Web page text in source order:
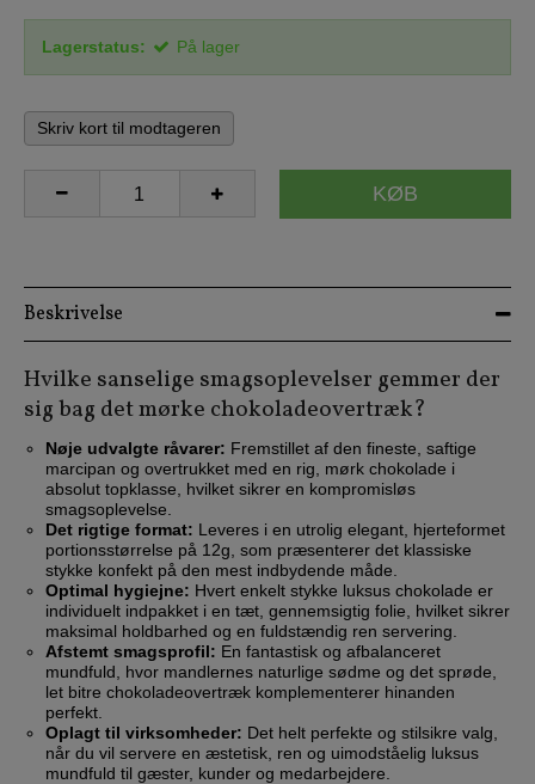
Lagerstatus: På lager
Skriv kort til modtageren
KØB
Beskrivelse
Hvilke sanselige smagsoplevelser gemmer der
sig bag det mørke chokoladeovertræk?
Nøje udvalgte råvarer: Fremstillet af den fineste, saftige
marcipan og overtrukket med en rig, mørk chokolade i
absolut topklasse, hvilket sikrer en kompromisløs
smagsoplevelse.
Det rigtige format: Leveres i en utrolig elegant, hjerteformet
portionsstørrelse på 12g, som præsenterer det klassiske
stykke konfekt på den mest indbydende måde.
Optimal hygiejne: Hvert enkelt stykke luksus chokolade er
individuelt indpakket i en tæt, gennemsigtig folie, hvilket sikrer
maksimal holdbarhed og en fuldstændig ren servering.
Afstemt smagsprofil: En fantastisk og afbalanceret
mundfuld, hvor mandlernes naturlige sødme og det sprøde,
let bitre chokoladeovertræk komplementerer hinanden
perfekt.
Oplagt til virksomheder: Det helt perfekte og stilsikre valg,
når du vil servere en æstetisk, ren og uimodståelig luksus
mundfuld til gæster, kunder og medarbejdere.